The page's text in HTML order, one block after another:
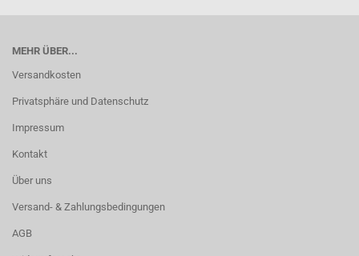
MEHR ÜBER...
Versandkosten
Privatsphäre und Datenschutz
Impressum
Kontakt
Über uns
Versand- & Zahlungsbedingungen
AGB